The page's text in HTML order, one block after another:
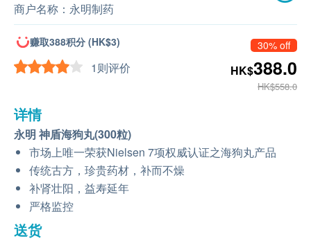
商户名称： 永明制药
赚取388积分 (HK$3)
1则评价
30% off
HK$388.0
HK$558.0
详情
永明 神盾海狗丸(300粒)
市场上唯一荣获Nielsen 7项权威认证之海狗丸产品
传统古方，珍贵药材，补而不燥
补肾壮阳，益寿延年
严格监控
送货